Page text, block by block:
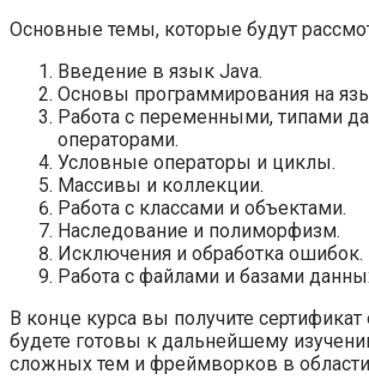
Основные темы, которые будут
Введение в язык Java.
Основы программирования на
Работа с переменными, типами
операторами.
Условные операторы и циклы.
Массивы и коллекции.
Работа с классами и объектами.
Наследование и полиморфизм.
Исключения и обработка ошибок.
Работа с файлами и базами
В конце курса вы получите
будете готовы к дальнейшему
сложных тем и фреймворков в области